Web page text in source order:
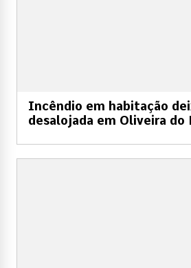
Incêndio em habitação
desalojada em Oliveira do